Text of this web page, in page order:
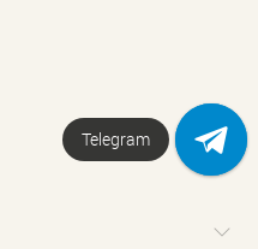
Telegram